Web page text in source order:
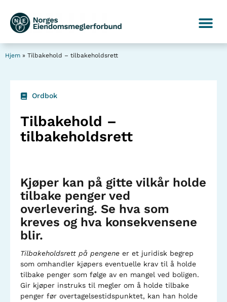
Hjem » Tilbakehold – tilbakeholdsrett
Ordbok
Tilbakehold –
tilbakeholdsrett
Kjøper kan på gitte vilkår holde
tilbake penger ved
overlevering. Se hva som
kreves og hva konsekvensene
blir.
Tilbakeholdsrett på pengene er et juridisk begrep
som omhandler kjøpers eventuelle krav til å holde
tilbake penger som følge av en mangel ved boligen.
Gir kjøper instruks til megler om å holde tilbake
penger før overtagelsestidspunktet, kan han holde